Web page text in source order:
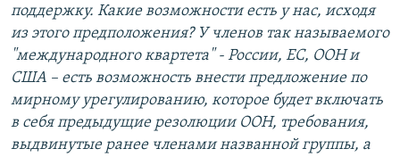
поддержку. Какие возможности есть у нас, исходя
из этого предположения? У членов так называемого
"международного квартета" - России, ЕС, ООН и
США – есть возможность внести предложение по
мирному урегулированию, которое будет включать
в себя предыдущие резолюции ООН, требования,
выдвинутые ранее членами названной группы, а